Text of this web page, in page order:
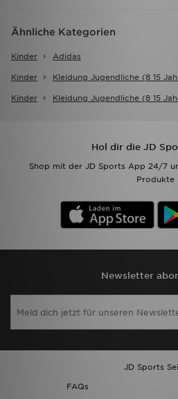
Ähnliche Kategorien
Kinder Adidas
Kinder Kleidung Jugendliche (8 15
Kinder Kleidung Jugendliche (8 15
Hol dir die JD
Shop mit der JD Sports App 24/7
Produkte
Newsletter
JD Sports
FAQs